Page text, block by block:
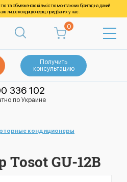
та обмеженою кількістю монтажних бригад на даний
лише кондиціонерів, придбаних у нас.
0
Получить
консультацию
336 102
по Украине
кондиционеры
GU-12B